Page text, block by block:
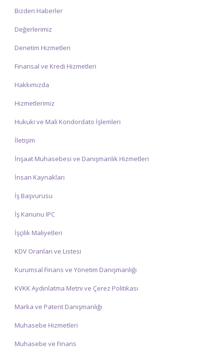
Bizden Haberler
Değerlerimiz
Denetim Hizmetleri
Finansal ve Kredi Hizmetleri
Hakkımızda
Hizmetlerimiz
Hukuki ve Mali Kondordato İşlemleri
İletişim
İnşaat Muhasebesi ve Danışmanlık Hizmetleri
İnsan Kaynakları
İş Başvurusu
İş Kanunu IPC
İşçilik Maliyetleri
KDV Oranları ve Listesi
Kurumsal Finans ve Yönetim Danışmanlığı
KVKK Aydınlatma Metni ve Çerez Politikası
Marka ve Patent Danışmanlığı
Muhasebe Hizmetleri
Muhasebe ve Finans